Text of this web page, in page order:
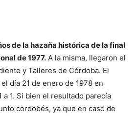
de la hazaña histórica de la final
de 1977. A la misma, llegaron el
y Talleres de Córdoba. El
día 21 de enero de 1978 en
a 1. Si bien el resultado parecía
cordobés, ya que en caso de